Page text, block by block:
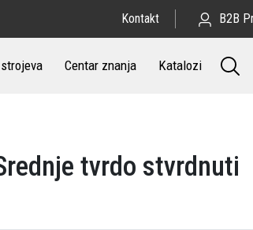
Kontakt B2B
Centar znanja Katalozi
tvrdo stvrdnuti